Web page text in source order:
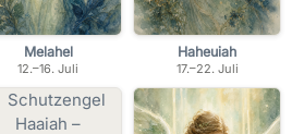
Melahel
12.–16. Juli
Haheuiah
17.–22. Juli